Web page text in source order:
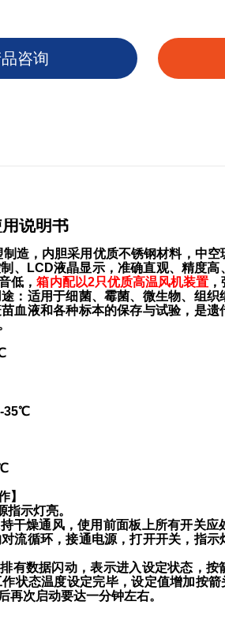
咨询
说明书
造，内胆采用优质不锈钢材料，中
、LCD液晶显示，准确直观、精度
低，箱内配以2只优质高温风机装置
：适用于细菌、霉菌、微生物、组织
血液和各种标本的保存与试验，是
35℃
】
示灯亮。
干燥通风，使用前面板上所有开关应
流循环，接通电源，打开开关，指示
有数据闪动，表示进入设定状态，按
状态温度设定完毕，设定值增加按
再次启动要达一分钟左右。